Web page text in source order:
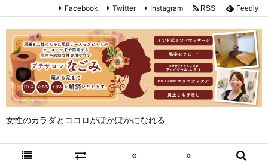
女性のカラダとココロがぽかぽかになれる
« »
Facebook Twitter Instagram RSS Feedly